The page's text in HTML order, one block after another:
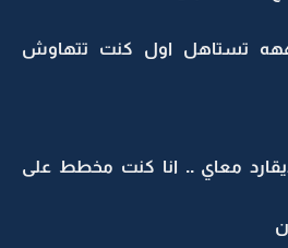
تستاهل اول كنت تتهاوش
معاي .. انا كنت مخطط على